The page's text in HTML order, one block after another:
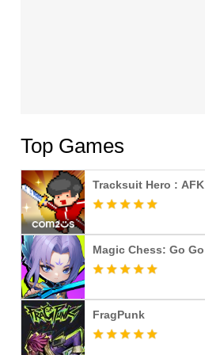
Top Games
Tracksuit Hero : AFK
Magic Chess: Go Go
FragPunk